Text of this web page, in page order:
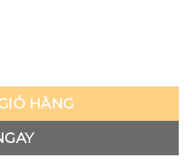
Wedding - Figure Class
HÀNG